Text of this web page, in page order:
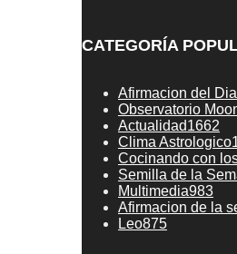
CATEGORÍA
Afirmacion del Dia
Observatorio
Actualidad1662
Clima Astrologico
Cocinando con
Semilla de la
Multimedia983
Afirmacion de la
Leo875